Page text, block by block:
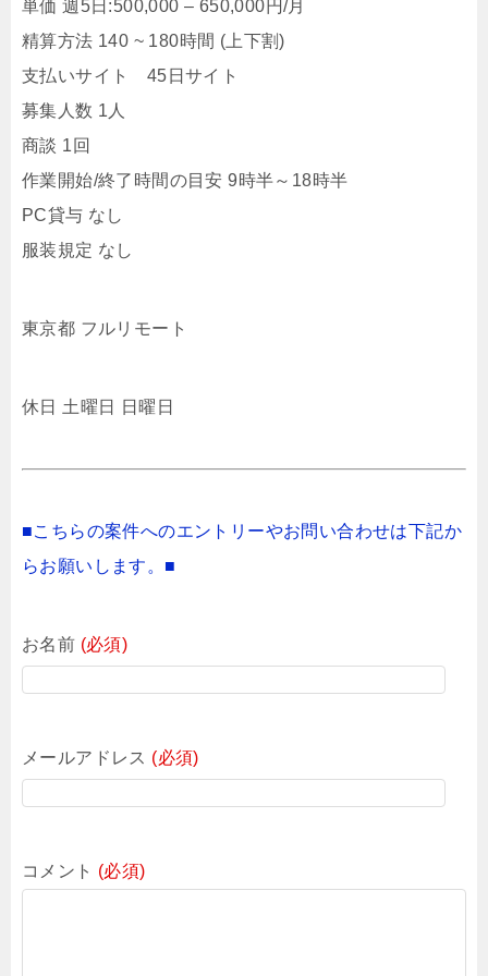
単価 週5日:500,000 – 650,000円/月
精算方法 140 ~ 180時間 (上下割)
支払いサイト 45日サイト
募集人数 1人
商談 1回
作業開始/終了時間の目安 9時半～18時半
PC貸与 なし
服装規定 なし
東京都 フルリモート
休日 土曜日 日曜日
■こちらの案件へのエントリーやお問い合わせは下記か
らお願いします。■
お名前 (必須)
メールアドレス (必須)
コメント (必須)